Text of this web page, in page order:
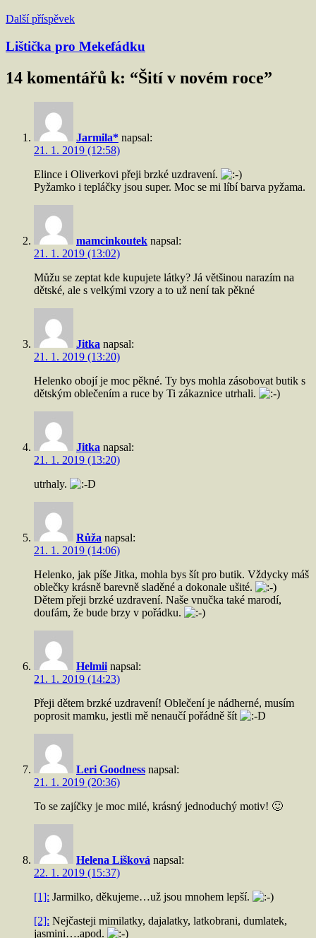
Další příspěvek
Lištička pro Mekefádku
14 komentářů k: “Šití v novém roce”
Jarmila* napsal:
21. 1. 2019 (12:58)
Elince i Oliverkovi přeji brzké uzdravení.
Pyžamko i tepláčky jsou super. Moc se mi líbí barva pyžama.
mamcinkoutek napsal:
21. 1. 2019 (13:02)
Můžu se zeptat kde kupujete látky? Já většinou narazím na
dětské, ale s velkými vzory a to už není tak pěkné
Jitka napsal:
21. 1. 2019 (13:20)
Helenko obojí je moc pěkné. Ty bys mohla zásobovat butik s
dětským oblečením a ruce by Ti zákaznice utrhali.
Jitka napsal:
21. 1. 2019 (13:20)
utrhaly.
Růža napsal:
21. 1. 2019 (14:06)
Helenko, jak píše Jitka, mohla bys šít pro butik. Vždycky máš
oblečky krásně barevně sladěné a dokonale ušité.
Dětem přeji brzké uzdravení. Naše vnučka také marodí,
doufám, že bude brzy v pořádku.
Helmii napsal:
21. 1. 2019 (14:23)
Přeji dětem brzké uzdravení! Oblečení je nádherné, musím
poprosit mamku, jestli mě nenaučí pořádně šít
Leri Goodness napsal:
21. 1. 2019 (20:36)
To se zajíčky je moc milé, krásný jednoduchý motiv! 🙂
Helena Lišková napsal:
22. 1. 2019 (15:37)
[1]: Jarmilko, děkujeme…už jsou mnohem lepší.
[2]: Nejčasteji mimilatky, dajalatky, latkobrani, dumlatek,
jasmini….apod.